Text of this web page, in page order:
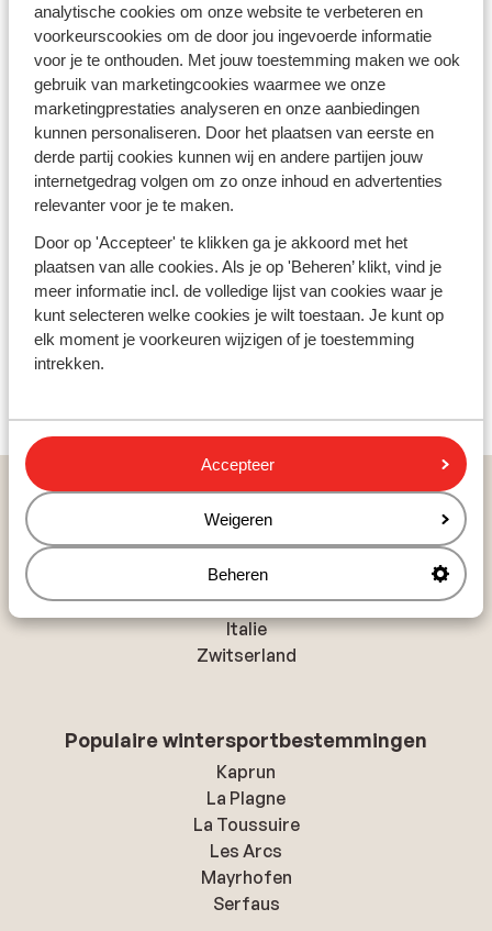
analytische cookies om onze website te verbeteren en
voorkeurscookies om de door jou ingevoerde informatie
voor je te onthouden. Met jouw toestemming maken we ook
gebruik van marketingcookies waarmee we onze
marketingprestaties analyseren en onze aanbiedingen
kunnen personaliseren. Door het plaatsen van eerste en
derde partij cookies kunnen wij en andere partijen jouw
internetgedrag volgen om zo onze inhoud en advertenties
relevanter voor je te maken.
Door op 'Accepteer' te klikken ga je akkoord met het
plaatsen van alle cookies. Als je op 'Beheren’ klikt, vind je
meer informatie incl. de volledige lijst van cookies waar je
kunt selecteren welke cookies je wilt toestaan. Je kunt op
elk moment je voorkeuren wijzigen of je toestemming
intrekken.
Accepteer
Weigeren
Beheren
Ben jij klaar voor een onvergetelijke wintersport? Bij
Sunweb vind je een breed aanbod aan accommodaties
La Plagne: van luxe hotels met wellness tot knusse
appartementen dicht bij de piste. Wil jelast minute
sneeuw in? Dankzij de grote beschikbaarheid en het
diverse aanbod vind je altijd een verblijf dat aansluit bij
jouw wensen.
Of je nu kiest voor een verblijf midden in het bruisende
hart van het skigebied of voor een rustig gelegen
voor kwaliteit, veelzijdigheid en winterpret. Ontdek de
charme van dit geliefde skigebied en geniet van een
wintersportvakantie die je niet snel zult vergeten.
Bekijk ons La Plagne aanbod
Populaire wintersportlanden
Andorra
Oostenrijk
Frankrijk
Duitsland
Italie
Zwitserland
Populaire wintersportbestemmingen
Kaprun
La Plagne
La Toussuire
Les Arcs
Mayrhofen
Serfaus